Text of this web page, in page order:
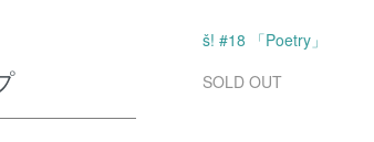
š! #18 「Poetry」
SOLD OUT